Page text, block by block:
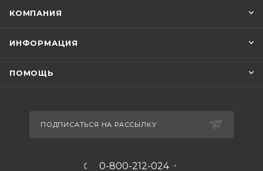
КОМПАНИЯ
ИНФОРМАЦИЯ
ПОМОЩЬ
ПОДПИСАТЬСЯ НА РАССЫЛКУ
0-800-212-024